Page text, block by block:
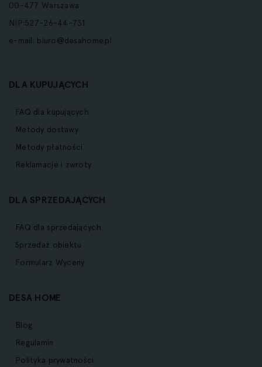
00-477 Warszawa
NIP:527-26-44-731
e-mail: biuro@desahome.pl
DLA KUPUJĄCYCH
FAQ dla kupujących
Metody dostawy
Metody płatności
Reklamacje i zwroty
DLA SPRZEDAJĄCYCH
FAQ dla sprzedających
Sprzedaż obiektu
Formularz Wyceny
DESA HOME
Blog
Regulamin
Polityka prywatności